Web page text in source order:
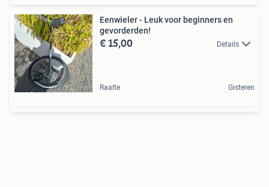
Eenwieler - Leuk voor beginners en
gevorderden!
€ 15,00 Details
Raalte Gisteren